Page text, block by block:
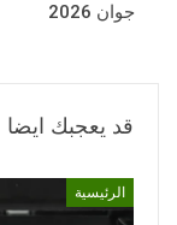
جوان 2026
قد يعجبك ايضا
الرئيسية